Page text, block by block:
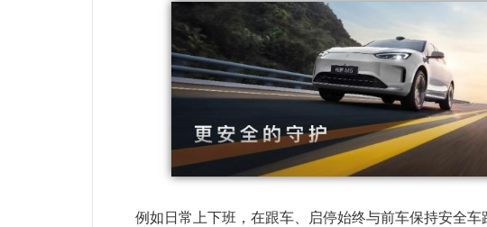
例如日常上下班，在跟车、启停始终与前车保持安全